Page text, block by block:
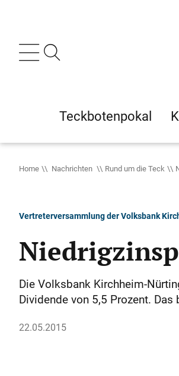
Teckbotenpokal
Home Nachrichten Rund um die Teck
Vertreterversammlung der Volksbank
Die Volksbank Kirchheim-
Dividende von 5,5 Prozent.
22.05.2015